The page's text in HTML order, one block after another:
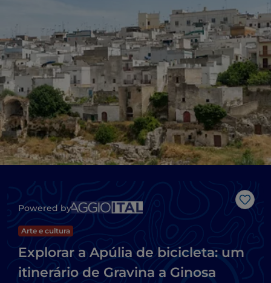
Powered by
Arte e cultura
Explorar a Apúlia de bicicleta: um
itinerário de Gravina a Ginosa